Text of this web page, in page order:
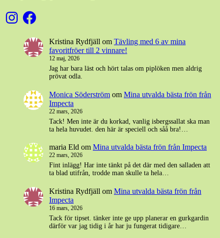
InstagramFacebook
Kristina Rydfjäll om Tävling med 6 av mina
favoritfröer till 2 vinnare!
12 maj, 2026
Jag har bara läst och hört talas om piplöken men aldrig
prövat odla.
Monica Söderström om Mina utvalda bästa frön från
Impecta
22 mars, 2026
Tack! Men inte är du korkad, vanlig isbergssallat ska man
ta hela huvudet. den här är speciell och såå bra!…
maria Eld om Mina utvalda bästa frön från Impecta
22 mars, 2026
Fint inlägg! Har inte tänkt på det där med den salladen att
ta blad utifrån, trodde man skulle ta hela…
Kristina Rydfjäll om Mina utvalda bästa frön från
Impecta
16 mars, 2026
Tack för tipset. tänker inte ge upp planerar en gurkgardin
därför var jag tidig i år har ju fungerat tidigare…